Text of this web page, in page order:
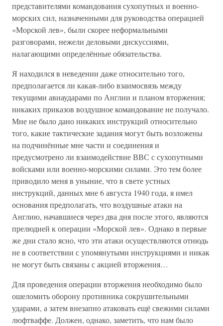
представителями командования сухопутных и военно-
морских сил, назначенными для руководства операцией
«Морской лев», были скорее неформальными
разговорами, нежели деловыми дискуссиями,
налагающими определённые обязательства.
Я находился в неведении даже относительно того,
предполагается ли какая-либо взаимосвязь между
текущими авиаударами по Англии и планом вторжения;
никаких приказов воздушное командование не получало.
Мне не было дано никаких инструкций относительно
того, какие тактические задания могут быть возложены
на подчинённые мне части и соединения и
предусмотрено ли взаимодействие ВВС с сухопутными
войсками или военно-морскими силами. Это тем более
приводило меня в уныние, что в свете устных
инструкций, данных мне 6 августа 1940 года, я имел
основания предполагать, что воздушные атаки на
Англию, начавшиеся через два дня после этого, являются
прелюдией к операции «Морской лев». Однако в первые
же дни стало ясно, что эти атаки осуществляются отнюдь
не в соответствии с упомянутыми инструкциями и никак
не могут быть связаны с акцией вторжения…
Для проведения операции вторжения необходимо было
ошеломить оборону противника сокрушительными
ударами, а затем внезапно атаковать ещё свежими силами
люфтваффе. Должен, однако, заметить, что нам было